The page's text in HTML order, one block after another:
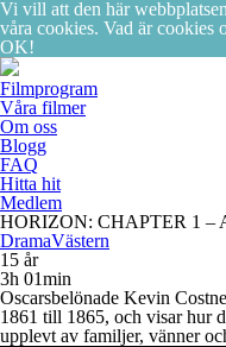
Vi vill att den här
våra cookies. Vad är cookies
OK!
Filmprogram
Våra filmer
Om oss
Blogg
FAQ
Hitta hit
Medlem
HORIZON: CHAPTER 1 –
DramaVästern
15 år
3h 01min
Oscarsbelönade Kevin
1861 till 1865, och visar hur
upplevt av familjer, vänner